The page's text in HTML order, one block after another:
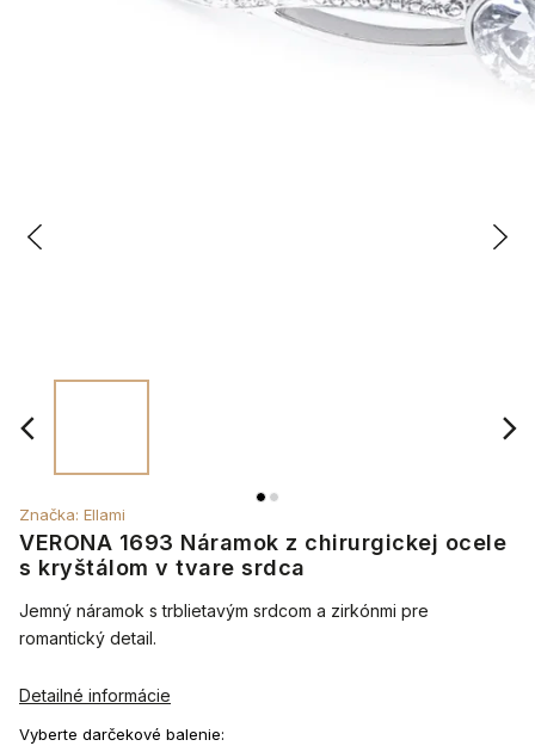
VERONA 1693 Náramok z chirurgickej ocele
s kryštálom v tvare srdca
Značka: Ellami
Vyberte darčekové balenie:
Jemný náramok s trblietavým srdcom a zirkónmi pre
romantický detail.
Detailné informácie